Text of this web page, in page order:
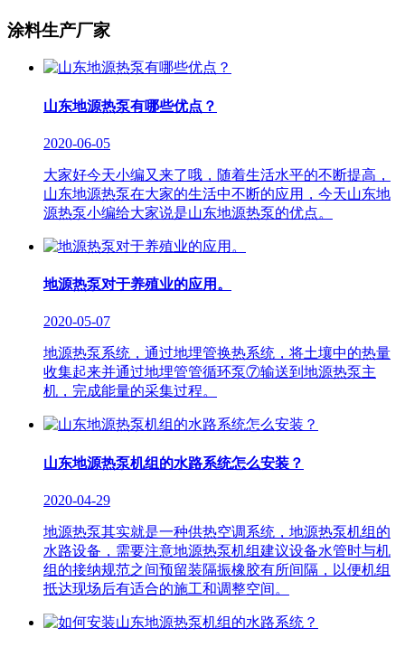
涂料生产厂家
山东地源热泵有哪些优点？
2020-06-05
大家好今天小编又来了哦，随着生活水平的不断提高，
山东地源热泵在大家的生活中不断的应用，今天山东地
源热泵小编给大家说是山东地源热泵的优点。
地源热泵对于养殖业的应用。
2020-05-07
地源热泵系统，通过地埋管换热系统，将土壤中的热量
收集起来并通过地埋管管循环泵⑦输送到地源热泵主
机，完成能量的采集过程。
山东地源热泵机组的水路系统怎么安装？
2020-04-29
地源热泵其实就是一种供热空调系统，地源热泵机组的
水路设备，需要注意地源热泵机组建议设备水管时与机
组的接纳规范之间预留装隔振橡胶有所间隔，以便机组
抵达现场后有适合的施工和调整空间。